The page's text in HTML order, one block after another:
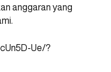
anggaran yang
Ue/?